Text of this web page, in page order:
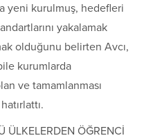
yeni kurulmuş, hedefleri
yakalamak
olduğunu belirten Avcı,
kurumlarda
ve tamamlanması
ÜLKELERDEN ÖĞRENCİ